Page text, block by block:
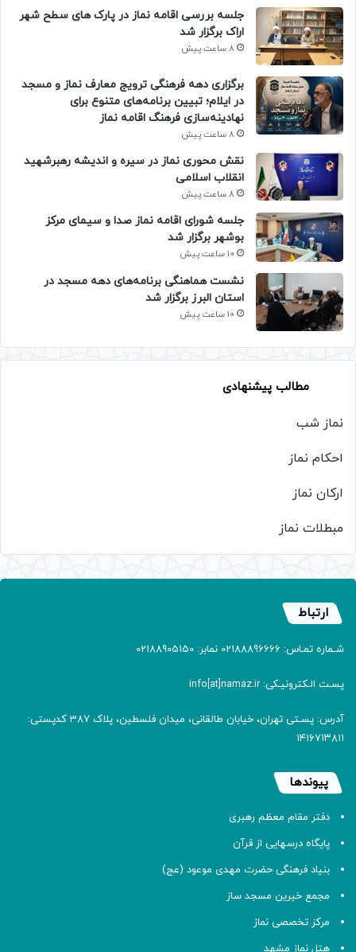
جلسه بررسی اقامه نماز در پارک های سطح شهر
اراک برگزار شد
8 ساعت پیش
برگزاری دهه فرهنگی ترویج معارف نماز و مسجد
در ایلام؛ تبیین برنامه‌های متنوع برای
نهادینه‌سازی فرهنگ اقامه نماز
8 ساعت پیش
نقش محوری نماز در سیره و اندیشه رهبرشهید
انقلاب اسلامی
8 ساعت پیش
جلسه شورای اقامه نماز صدا و سیمای مرکز
بوشهر برگزار شد
10 ساعت پیش
نشست هماهنگی برنامه‌های دهه مسجد در
استان البرز برگزار شد
10 ساعت پیش
مطالب پیشنهادی
نماز شب
احکام نماز
ارکان نماز
مبطلات نماز
ارتباط
شـماره تمـاس: 02188896666 نمابر: 02188905150
پسـت الـکترونیـکی: info[at]namaz.ir
آدرس: پسـتی تهران، خیابان طالقانی، میدان فلسطین، پلاک 387 کدپستی:
۱۴۱۶۷۱۳۸۱۱
پیوندها
دفتر مقام معظم رهبری
پایگاه درسهایی از قرآن
بنیاد فرهنگی حضرت مهدی موعود (عج)
مجمع خیرین مسجد ساز
مرکز تخصصی نماز
هتل نماز مشهد